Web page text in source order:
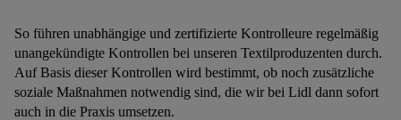
So führen unabhängige und zertifizierte Kontrolleure regelmäßig
unangekündigte Kontrollen bei unseren Textilproduzenten durch.
Auf Basis dieser Kontrollen wird bestimmt, ob noch zusätzliche
soziale Maßnahmen notwendig sind, die wir bei Lidl dann sofort
auch in die Praxis umsetzen.